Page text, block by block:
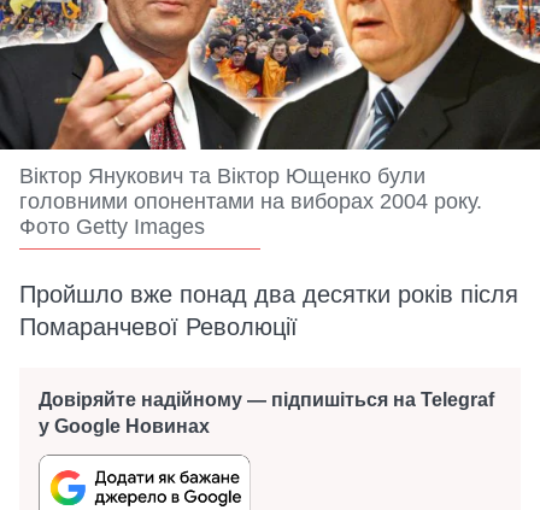
Віктор Янукович та Віктор Ющенко були
головними опонентами на виборах 2004 року.
Фото Getty Images
Пройшло вже понад два десятки років після
Помаранчевої Революції
Довіряйте надійному — підпишіться на Telegraf
у Google Новинах